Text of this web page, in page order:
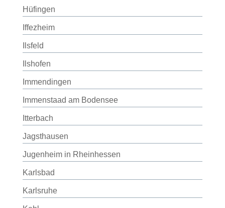
Hüfingen
Iffezheim
Ilsfeld
Ilshofen
Immendingen
Immenstaad am Bodensee
Itterbach
Jagsthausen
Jugenheim in Rheinhessen
Karlsbad
Karlsruhe